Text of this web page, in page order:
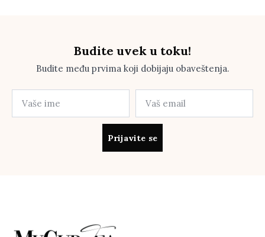
Budite uvek u toku!
Budite među prvima koji dobijaju obaveštenja.
Prijavite se